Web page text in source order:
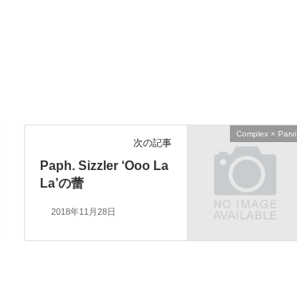
Complex × Parvi
次の記事
Paph. Sizzler ‘Ooo La
La’の蕾
2018年11月28日